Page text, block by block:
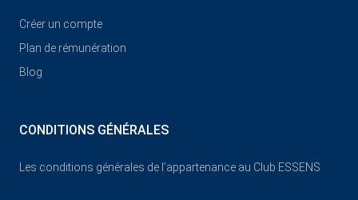
Créer un compte
Plan de rémunération
Blog
CONDITIONS GÉNÉRALES
Les conditions générales de l’appartenance au Club ESSENS